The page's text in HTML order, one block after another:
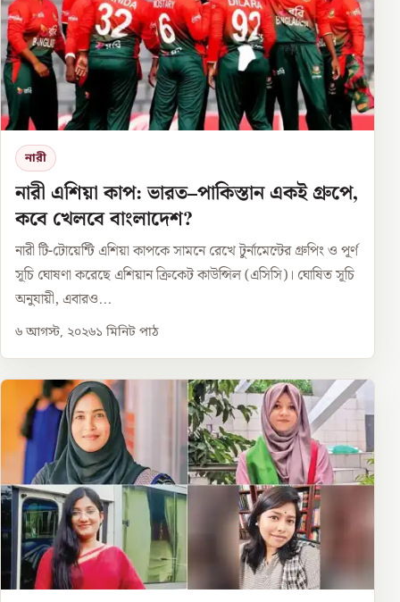
নারী
নারী এশিয়া কাপ: ভারত–পাকিস্তান একই গ্রুপে,
কবে খেলবে বাংলাদেশ?
নারী টি-টোয়েন্টি এশিয়া কাপকে সামনে রেখে টুর্নামেন্টের গ্রুপিং ও পূর্ণ
সূচি ঘোষণা করেছে এশিয়ান ক্রিকেট কাউন্সিল (এসিসি)। ঘোষিত সূচি
অনুযায়ী, এবারও...
৬ আগস্ট, ২০২৬১ মিনিট পাঠ